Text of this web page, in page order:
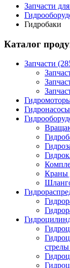
Запчасти
Гидробаки
Каталог
Запчасти
Краны
стрелы